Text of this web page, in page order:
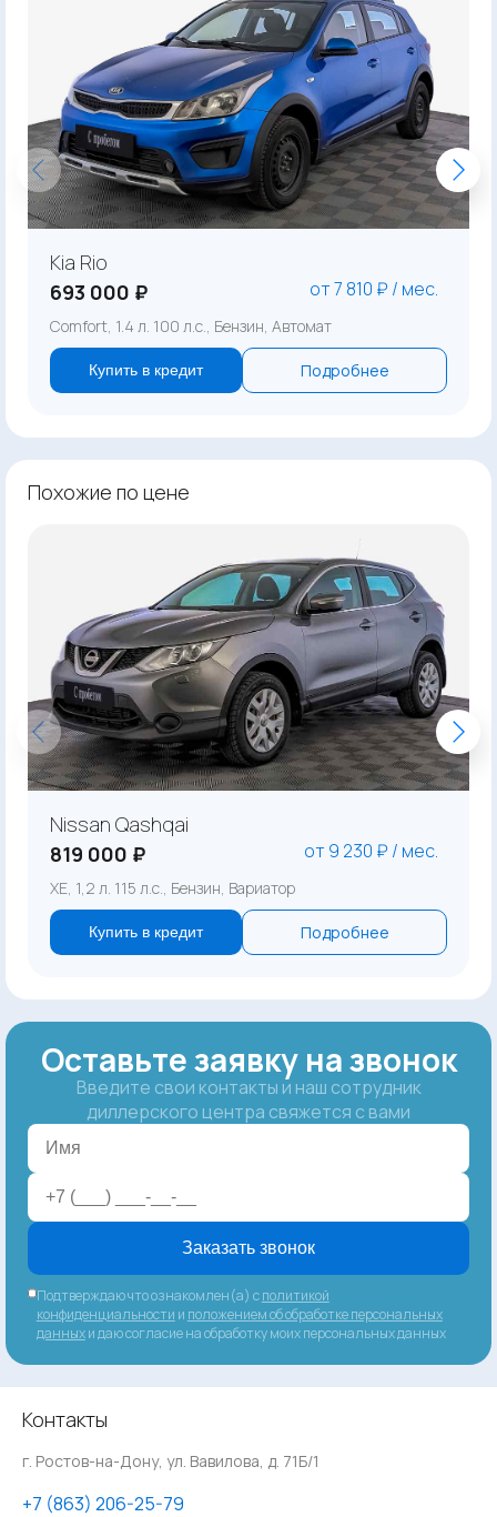
Kia Rio
693 000 ₽
от 7 810 ₽ / мес.
Comfort, 1.4 л. 100 л.с., Бензин, Автомат
Купить в кредит Подробнее
Похожие по цене
Nissan Qashqai
819 000 ₽
от 9 230 ₽ / мес.
XE, 1,2 л. 115 л.с., Бензин, Вариатор
Купить в кредит Подробнее
Оставьте заявку на звонок
Введите свои контакты и наш сотрудник
диллерского центра свяжется с вами
Заказать звонок
Подтверждаю что ознакомлен(а) сполитикой
конфиденциальности и положением об обработке персональных
данныхи даю согласие на обработку моих персональных данных
Контакты
г. Ростов-на-Дону, ул. Вавилова, д. 71Б/1
‪+7 (863) 206-25-79